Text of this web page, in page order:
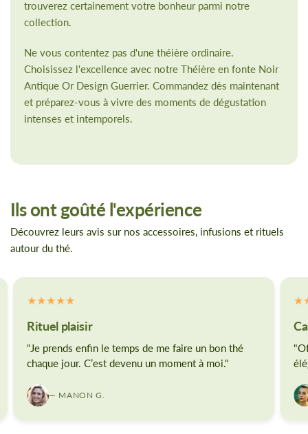
trouverez certainement votre bonheur parmi notre
collection.
Ne vous contentez pas d'une théière ordinaire.
Choisissez l'excellence avec notre Théière en fonte Noir
Antique Or Design Guerrier. Commandez dès maintenant
et préparez-vous à vivre des moments de dégustation
intenses et intemporels.
Ils ont goûté l'expérience
Découvrez leurs avis sur nos accessoires, infusions et rituels
autour du thé.
Rituel plaisir
"Je prends enfin le temps de me faire un bon thé
chaque jour. C’est devenu un moment à moi."
— MANON G.